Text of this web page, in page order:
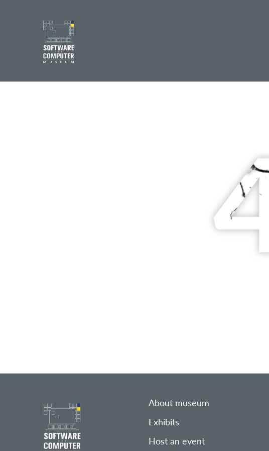
About museum
Exhibits
Host an event